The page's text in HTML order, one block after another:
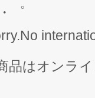
゜
品はオンラ